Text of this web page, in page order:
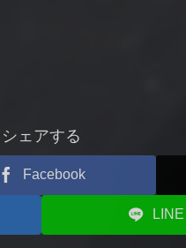
シェアする
Facebook
LINE